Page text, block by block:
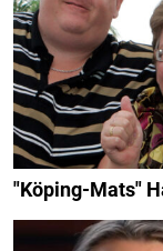
"Köping-Mats"